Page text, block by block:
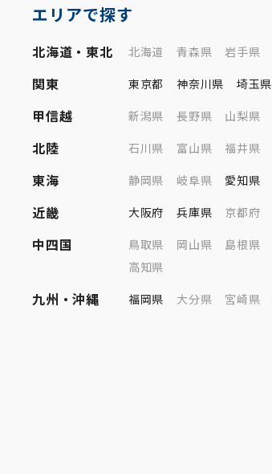
エリアで探す
北海道・東北 北海道 青森県 岩手県
関東 東京都 神奈川県 埼玉県
甲信越 新潟県 長野県 山梨県
北陸 石川県 富山県 福井県
東海 静岡県 岐阜県 愛知県
近畿 大阪府 兵庫県 京都府
中四国 鳥取県 岡山県 島根県
高知県
九州・沖縄 福岡県 大分県 宮崎県